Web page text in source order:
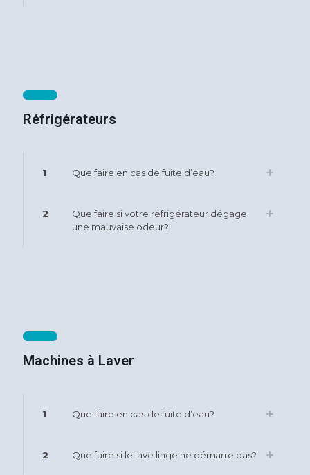
Réfrigérateurs
1 Que faire en cas de fuite d’eau?
2
Que faire si votre réfrigérateur dégage
une mauvaise odeur?
Machines à Laver
1 Que faire en cas de fuite d’eau?
2 Que faire si le lave linge ne démarre pas?